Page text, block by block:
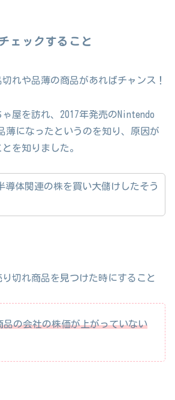
ェックすること
れや品薄の商品があればチャンス！
屋を訪れ、2017年発売のNintendo
薄になったというのを知り、原因が
を知りました。
導体関連の株を買い大儲けしたそう
切れ商品を見つけた時にすること
品の会社の株価が上がっていない